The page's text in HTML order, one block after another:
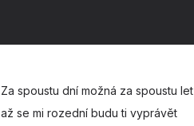
Za spoustu dní možná za spoustu let
až se mi rozední budu ti vyprávět